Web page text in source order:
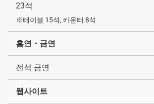
23석
※테이블 15석, 카운터 8석
흡연・금연
전석 금연
웹사이트